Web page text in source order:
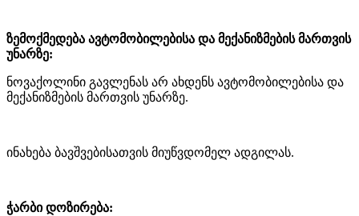
ზემოქმედება ავტომობილებისა და მექანიზმების მართვის
უნარზე:
ნოვაქოლინი გავლენას არ ახდენს ავტომობილებისა და
მექანიზმების მართვის უნარზე.
ინახება ბავშვებისათვის მიუწვდომელ ადგილას.
ჭარბი დოზირება: